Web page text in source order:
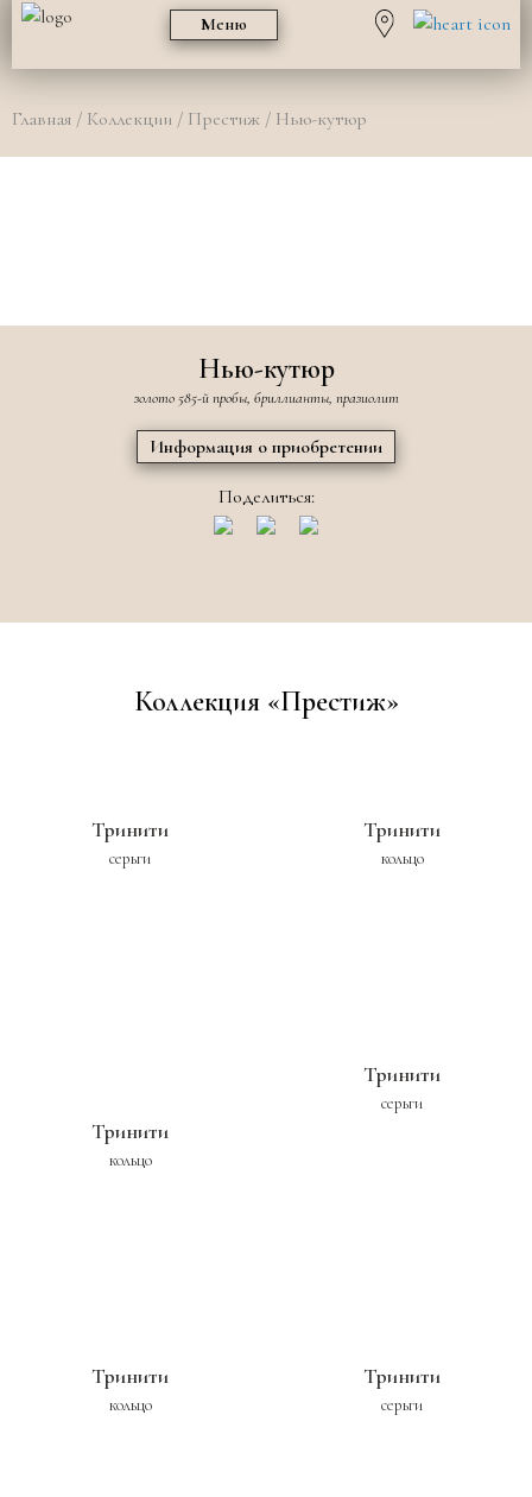
Меню
Главная / Коллекции / Престиж / Нью-кутюр
Нью-кутюр
золото 585-й пробы, бриллианты, празиолит
Информация о приобретении
Поделиться:
Коллекция «Престиж»
Тринити
серьги
Тринити
кольцо
Тринити
кольцо
Тринити
серьги
Тринити
кольцо
Тринити
серьги